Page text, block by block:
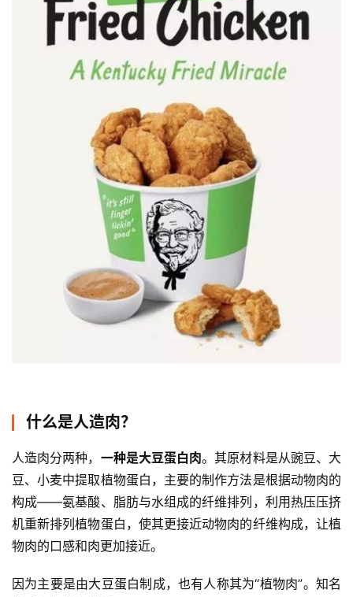
什么是人造肉？
人造肉分两种， 一种是大豆蛋白肉。其原材料是从豌豆、大
豆、小麦中提取植物蛋白，主要的制作方法是根据动物肉的
构成——氨基酸、脂肪与水组成的纤维排列，利用热压压挤
机重新排列植物蛋白，使其更接近动物肉的纤维构成，让植
物肉的口感和肉更加接近。
因为主要是由大豆蛋白制成，也有人称其为“植物肉”。知名